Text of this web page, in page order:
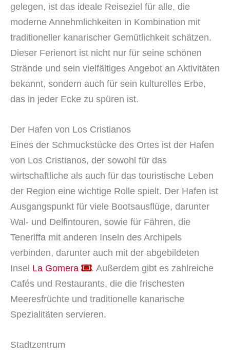
gelegen, ist das ideale Reiseziel für alle, die
moderne Annehmlichkeiten in Kombination mit
traditioneller kanarischer Gemütlichkeit schätzen.
Dieser Ferienort ist nicht nur für seine schönen
Strände und sein vielfältiges Angebot an Aktivitäten
bekannt, sondern auch für sein kulturelles Erbe,
das in jeder Ecke zu spüren ist.
Der Hafen von Los Cristianos
Eines der Schmuckstücke des Ortes ist der Hafen
von Los Cristianos, der sowohl für das
wirtschaftliche als auch für das touristische Leben
der Region eine wichtige Rolle spielt. Der Hafen ist
Ausgangspunkt für viele Bootsausflüge, darunter
Wal- und Delfintouren, sowie für Fähren, die
Teneriffa mit anderen Inseln des Archipels
verbinden, darunter auch mit der abgebildeten
Insel La Gomera
. Außerdem gibt es zahlreiche
Cafés und Restaurants, die die frischesten
Meeresfrüchte und traditionelle kanarische
Spezialitäten servieren.
Stadtzentrum